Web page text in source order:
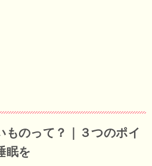
ものって？｜３つのポイ
眠を